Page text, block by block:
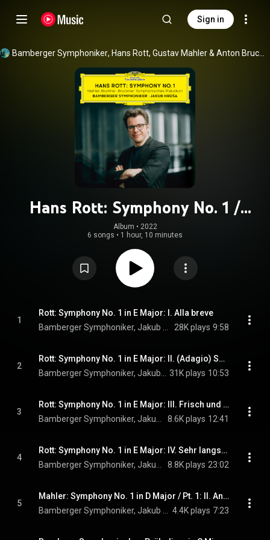
Sign in
Bamberger Symphoniker, Hans Rott, Gustav Mahler & Anton Bruckner
Hans Rott: Symphony No. 1 /
Mahler: Blumine / Bruckner:
Symphonisches Präludium
Album • 2022
6 songs • 1 hour, 10 minutes
1
Rott: Symphony No. 1 in E Major: I. Alla breve
28K plays 9:58
2
Rott: Symphony No. 1 in E Major: II. (Adagio) Sehr langsam
31K plays 10:53
3
Rott: Symphony No. 1 in E Major: III. Frisch und lebhaft
8.6K plays 12:41
4
Rott: Symphony No. 1 in E Major: IV. Sehr langsam - Belebt
8.8K plays 23:02
5
Mahler: Symphony No. 1 in D Major / Pt. 1: II. Andante allegretto "Blumine"
4.4K plays 7:23